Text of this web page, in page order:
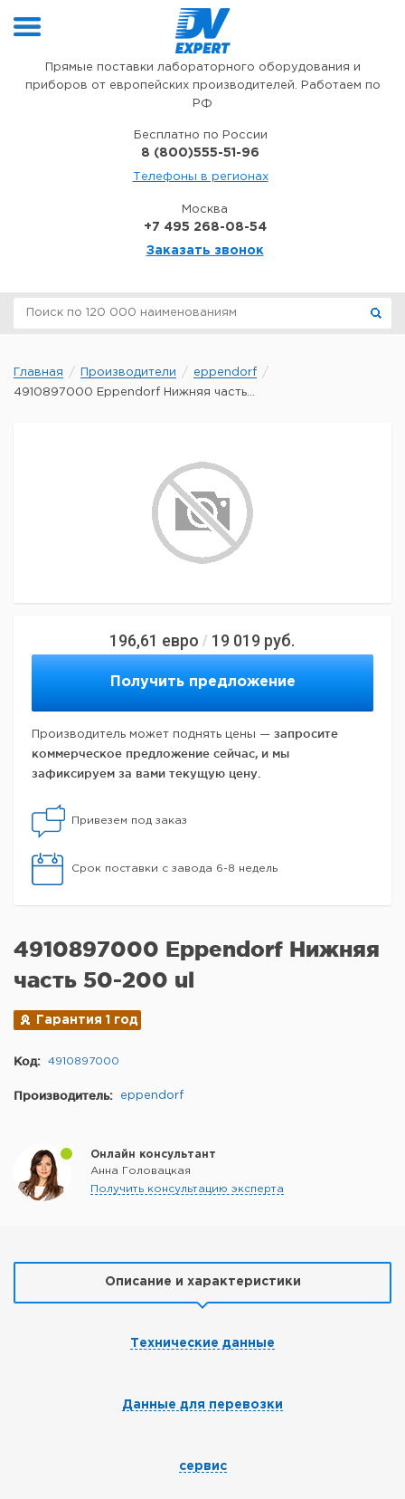
Прямые поставки лабораторного оборудования и
приборов от европейских производителей. Работаем по
РФ
Бесплатно по России
8 (800)555-51-96
Телефоны в регионах
Москва
+7 495 268-08-54
Заказать звонок
Главная Производители
eppendorf
4910897000 Eppendorf Нижняя часть...
196,61 евро / 19 019 руб.
Получить предложение
Производитель может поднять цены — запросите
коммерческое предложение сейчас, и мы
зафиксируем за вами текущую цену.
Привезем под заказ
Срок поставки с завода 6-8 недель
4910897000 Eppendorf Нижняя
часть 50-200 ul
Гарантия 1 год
Код: 4910897000
Производитель: eppendorf
Онлайн консультант
Анна Головацкая
Получить консультацию эксперта
Описание и характеристики
Технические данные
Данные для перевозки
сервис